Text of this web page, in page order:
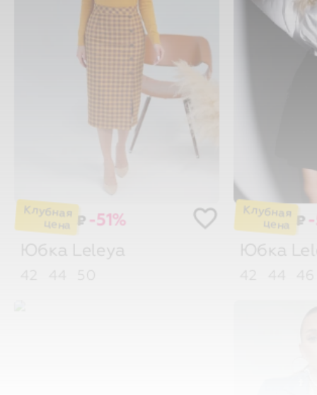
₽
ЮбкаLeleya
42 44 50
₽-
Юбка
42 44 46